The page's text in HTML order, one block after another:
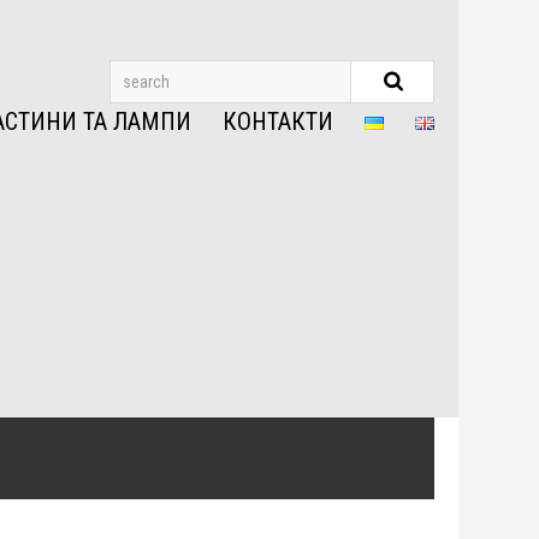
ТА ЛАМПИ КОНТАКТИ